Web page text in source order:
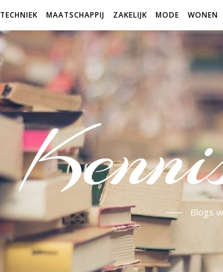
TECHNIEK MAATSCHAPPIJ ZAKELIJK MODE WONEN
Blogs